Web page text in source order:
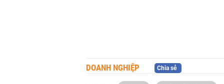
DOANH NGHIỆP Chia sẻ